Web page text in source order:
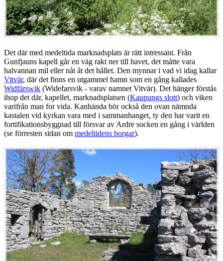
Det där med medeltida marknadsplats är rätt intressant. Från
Gunfjauns kapell går en väg rakt ner till havet, det måtte vara
halvannan mil eller nåt åt det hållet. Den mynnar i vad vi idag kallar
Vitvär, där det finns en utgammel hamn som en gång kallades
Widfärswik (Widefarsvik - varav namnet Vitvär). Det hänger förstås
ihop det där, kapellet, marknadsplatsen (Kaupungs slott) och viken
varifrån man for vida. Kanhända bör också den ovan nämnda
kastalen vid kyrkan vara med i sammanhanget, ty den har varit en
fortifikationsbyggnad till försvar av Ardre socken en gång i världen
(se förresten sidan om medeltidens borgar).